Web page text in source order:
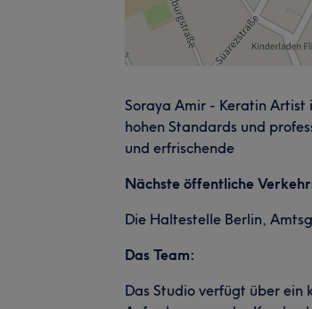
Soraya Amir - Keratin Artist
hohen Standards und
und erfrischende
Nächste öffentliche
Die Haltestelle Berlin,
Das Team:
Das Studio verfügt über ein